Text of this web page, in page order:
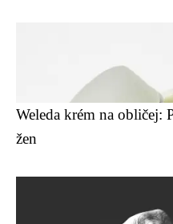
Weleda krém na obličej:
žen